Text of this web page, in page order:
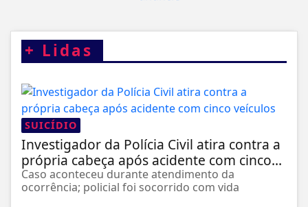
+ Lidas
SUICÍDIO
Investigador da Polícia Civil atira contra a
própria cabeça após acidente com cinco...
Caso aconteceu durante atendimento da
ocorrência; policial foi socorrido com vida